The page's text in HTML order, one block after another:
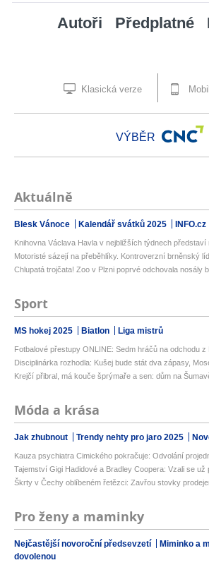
Autoři Předplatné
Klasická verze
VÝBĚR
Aktuálně
Blesk Vánoce Kalendář svátků 2025 INFO.cz
Knihovna Václava Havla v nejbližších týdnech představí
Motoristé sázejí na přeběhlíky. Kontroverzní brněnský
Chlupatá trojčata! Zoo v Plzni poprvé odchovala nosály
Sport
MS hokej 2025 Biatlon Liga mistrů
Fotbalové přestupy ONLINE: Sedm hráčů na odchodu z
Disciplinárka rozhodla: Kušej bude stát dva zápasy,
Krejčí přibral, má kouče šprýmaře a sen: dům na
Móda a krása
Jak zhubnout Trendy nehty pro jaro 2025
Kauza psychiatra Cimického pokračuje: Odvolání
Tajemství Gigi Hadidové a Bradley Coopera: Vzali se už
Škrty v Čechy oblíbeném řetězci: Zavřou stovky
Pro ženy a maminky
Nejčastější novoroční předsevzetí Miminko a
dovolenou